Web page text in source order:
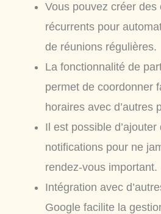
Vous pouvez créer des
récurrents pour
de réunions régulières.
La fonctionnalité de
permet de coordonner
horaires avec d’autres
Il est possible
notifications pour ne
rendez-vous important.
Intégration avec
Google facilite la